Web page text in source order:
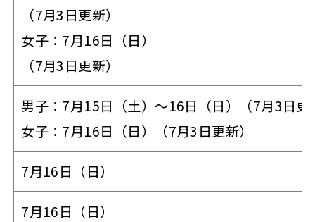
（7月3日更新）
女子：7月16日（日）
（7月3日更新）
男子：7月15日（土）～16日（日）（7月3日更
女子：7月16日（日）（7月3日更新）
7月16日（日）
7月16日（日）